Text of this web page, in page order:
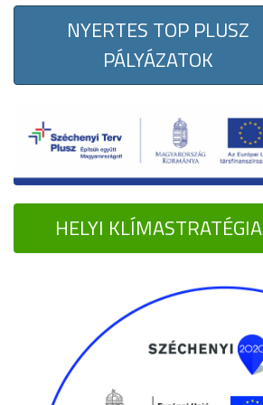
NYERTES TOP PLUSZ
PÁLYÁZATOK
HELYI KLÍMASTRATÉGIA